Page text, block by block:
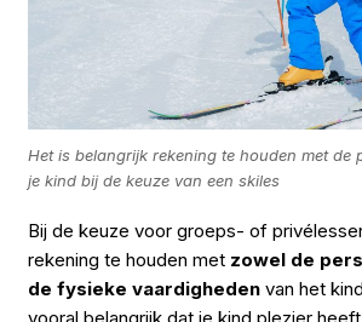
Het is belangrijk rekening te houden met de
je kind bij de keuze van een skiles
Bij de keuze voor groeps- of
rekening te houden met zowel de
de fysieke vaardighedenvan het